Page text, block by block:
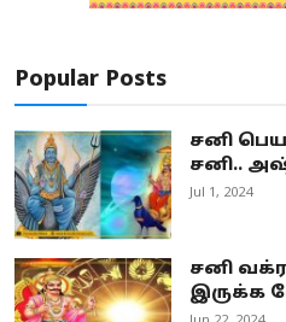
Popular Posts
சனி
சனி..
Jul 1, 2024
சனி
இருக்க